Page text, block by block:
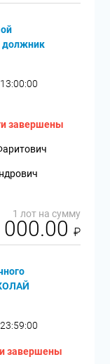
должник
завершены
1 лот на сумму
₽
завершены